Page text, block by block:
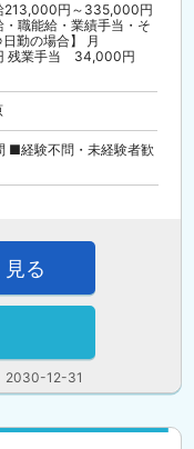
213,000円～335,000円
職能給・業績手当・そ
勤の場合】 月
手当 34,000円
■経験不問・未経験者歓
2030-12-31
る